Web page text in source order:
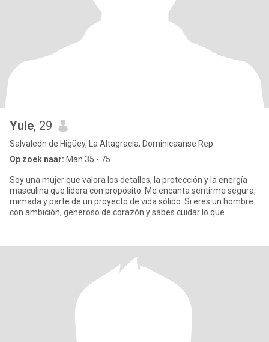
Yule, 29
Salvaleón de Higüey, La Altagracia, Dominicaanse Rep.
Op zoek naar: Man 35 - 75
Soy una mujer que valora los detalles, la protección y la energía
masculina que lidera con propósito. Me encanta sentirme segura,
mimada y parte de un proyecto de vida sólido. Si eres un hombre
con ambición, generoso de corazón y sabes cuidar lo que